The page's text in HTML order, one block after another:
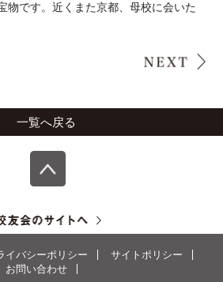
物です。近くまた京都、母校に会いた
一覧へ戻る
イバシーポリシー
サイトポリシー
お問い合わせ